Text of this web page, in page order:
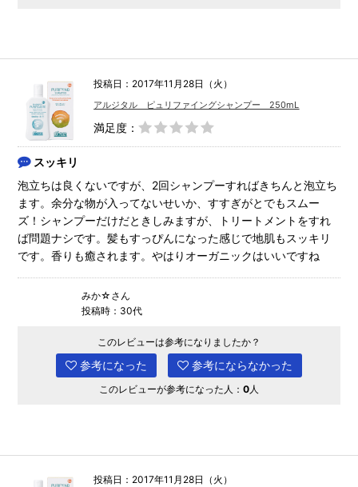
投稿日：2017年11月28日（火）
アルジタル ピュリファイングシャンプー 250mL
満足度：
スッキリ
泡立ちは良くないですが、2回シャンプーすればきちんと泡立ち
ます。余分な物が入ってないせいか、すすぎがとでもスムー
ズ！シャンプーだけだときしみますが、トリートメントをすれ
ば問題ナシです。髪もすっぴんになった感じで地肌もスッキリ
です。香りも癒されます。やはりオーガニックはいいですね
みか☆さん
投稿時：30代
このレビューは参考になりましたか？
参考になった 参考にならなかった
このレビューが参考になった人： 0人
投稿日：2017年11月28日（火）